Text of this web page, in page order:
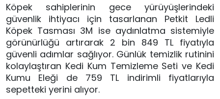
Köpek sahiplerinin gece yürüyüşlerindeki
güvenlik ihtiyacı için tasarlanan Petkit Ledli
Köpek Tasması 3M ise aydınlatma sistemiyle
görünürlüğü artırarak 2 bin 849 TL fiyatıyla
güvenli adımlar sağlıyor. Günlük temizlik rutinini
kolaylaştıran Kedi Kum Temizleme Seti ve Kedi
Kumu Eleği de 759 TL indirimli fiyatlarıyla
sepetteki yerini alıyor.